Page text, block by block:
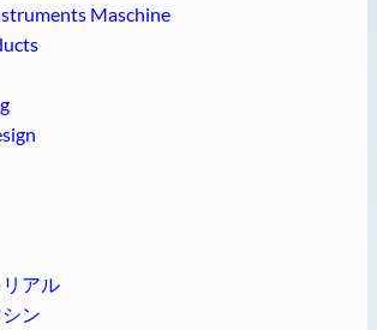
Maschine
アル
ン